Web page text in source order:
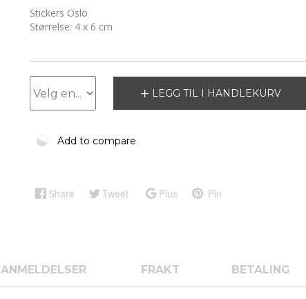
Stickers Oslo
Størrelse: 4 x 6 cm
LEGG TIL I HANDLEKURV
Add to compare
Share Tweet Plus Pin
ANMELDELSER FRAKT BETALING